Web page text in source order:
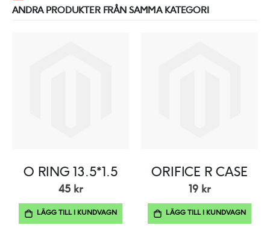
ANDRA PRODUKTER FRÅN SAMMA KATEGORI
O RING 13.5*1.5
45 kr
LÄGG TILL I KUNDVAGN
ORIFICE R CASE
19 kr
LÄGG TILL I KUNDVAGN